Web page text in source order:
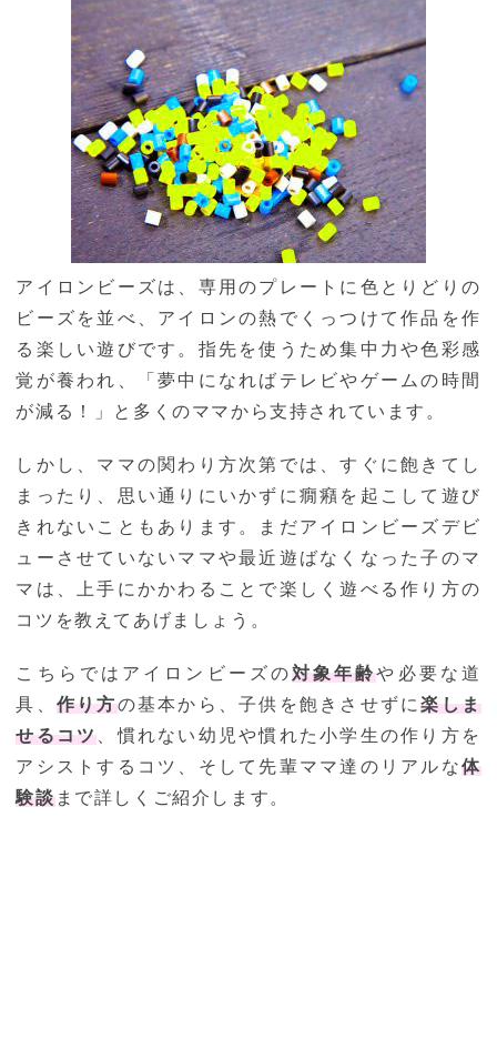
アイロンビーズは、専用のプレートに色とりどりの
ビーズを並べ、アイロンの熱でくっつけて作品を作
る楽しい遊びです。指先を使うため集中力や色彩感
覚が養われ、「夢中になればテレビやゲームの時間
が減る！」と多くのママから支持されています。
しかし、ママの関わり方次第では、すぐに飽きてし
まったり、思い通りにいかずに癇癪を起こして遊び
きれないこともあります。まだアイロンビーズデビ
ューさせていないママや最近遊ばなくなった子のマ
マは、上手にかかわることで楽しく遊べる作り方の
コツを教えてあげましょう。
こちらではアイロンビーズの対象年齢や必要な道
具、 作り方の基本から、子供を飽きさせずに楽しま
せるコツ 、慣れない幼児や慣れた小学生の作り方を
アシストするコツ、そして先輩ママ達のリアルな体
験談まで詳しくご紹介します。